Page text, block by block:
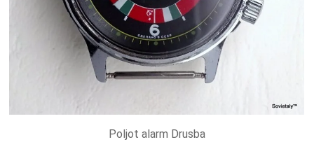
Poljot alarm Drusba